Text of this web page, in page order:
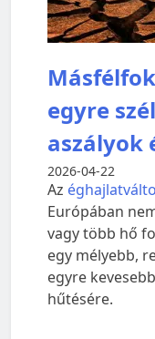
egyre
aszályok
2026-04-22
Az
Európában
vagy több hő
egy mélyebb,
egyre
hűtésére.